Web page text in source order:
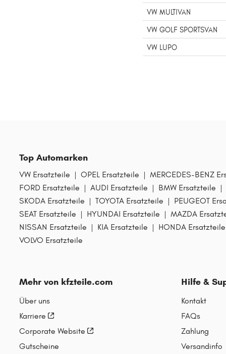
VW MULTIVAN
VW GOLF SPORTSVAN
VW LUPO
Top Automarken
VW Ersatzteile | OPEL Ersatzteile | MERCEDES-BENZ
FORD Ersatzteile | AUDI Ersatzteile | BMW Ersatzteile |
SKODA Ersatzteile | TOYOTA Ersatzteile | PEUGEOT
SEAT Ersatzteile | HYUNDAI Ersatzteile | MAZDA
NISSAN Ersatzteile | KIA Ersatzteile | HONDA Ersatzteile
VOLVO Ersatzteile
Mehr von kfzteile.com
Über uns
Karriere
Corporate Website
Gutscheine
Hilfe &
Kontakt
FAQs
Zahlung
Versandinfo